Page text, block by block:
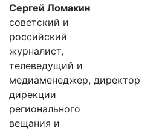
Сергей Ломакин
советский и
российский
журналист,
телеведущий и
медиаменеджер, директор
дирекции
регионального
вещания и